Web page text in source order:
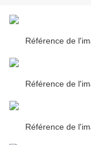
Référence de
Référence de
Référence de